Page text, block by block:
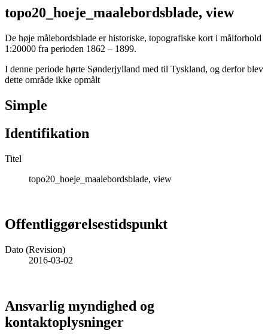
topo20_hoeje_maalebordsblade, view
De høje målebordsblade er historiske, topografiske kort i målforhold
1:20000 fra perioden 1862 – 1899.
I denne periode hørte Sønderjylland med til Tyskland, og derfor blev
dette område ikke opmålt
Simple
Identifikation
Titel
topo20_hoeje_maalebordsblade, view
Offentliggørelsestidspunkt
Dato (Revision)
2016-03-02
Ansvarlig myndighed og
kontaktoplysninger